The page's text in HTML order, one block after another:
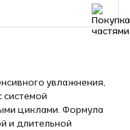
увлажнения,
системой
циклами. Формула
и длительной